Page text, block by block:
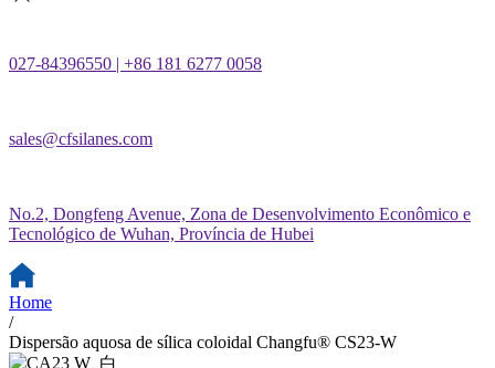
027-84396550 | +86 181 6277 0058
sales@cfsilanes.com
No.2, Dongfeng Avenue, Zona de Desenvolvimento Econômico e
Tecnológico de Wuhan, Província de Hubei
Home
/
Dispersão aquosa de sílica coloidal Changfu® CS23-W